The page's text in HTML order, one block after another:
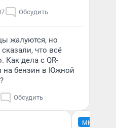
Обсудить
жалуются, но
сказали, что всё
Как дела с QR-
на бензин в Южной
Обсудить
МНЕНИЕ